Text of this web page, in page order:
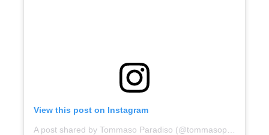
View this post on Instagram
A post shared by Tommaso Paradiso (@tommasoparadiso)